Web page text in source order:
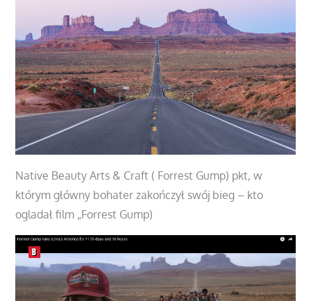
Native Beauty Arts & Craft ( Forrest Gump) pkt, w
którym główny bohater zakończył swój bieg – kto
ogladał film „Forrest Gump)